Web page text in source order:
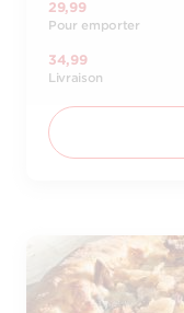
29,99
Pour emporter
34,99
Livraison